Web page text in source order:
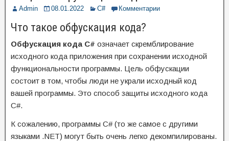
Admin 08.01.2022 C# Комментарии
Что такое обфускация кода?
Обфускация кода C# означает скремблирование
исходного кода приложения при сохранении исходной
функциональности программы. Цель обфускации
состоит в том, чтобы люди не украли исходный код
вашей программы. Это способ защиты исходного кода
C#.
К сожалению, программы C# (то же самое с другими
языками .NET) могут быть очень легко декомпилированы.